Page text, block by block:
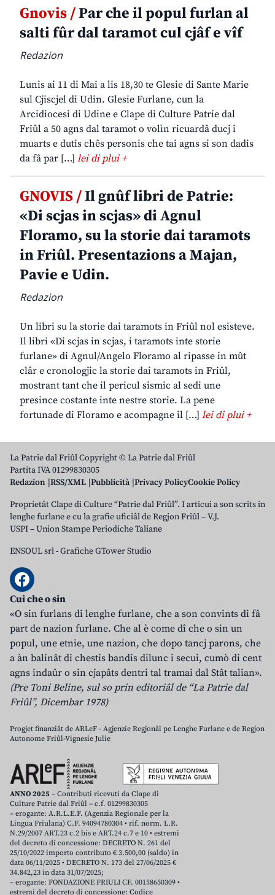
Gnovis /Par che il popul furlan al
salti fûr dal taramot cul cjâf e vîf
Redazion
Lunis ai 11 di Mai a lis 18,30 te Glesie di Sante Marie
sul Cjiscjel di Udin. Glesie Furlane, cun la
Arcidiocesi di Udine e Clape di Culture Patrie dal
Friûl a 50 agns dal taramot o volìn ricuardâ ducj i
muarts e dutis chês personis che tai agns si son dadis
da fâ par […] lei di plui +
GNOVIS /Il gnûf libri de Patrie:
«Di scjas in scjas» di Agnul
Floramo, su la storie dai taramots
in Friûl. Presentazions a Majan,
Pavie e Udin.
Redazion
Un libri su la storie dai taramots in Friûl nol esisteve.
Il libri «Di scjas in scjas, i taramots inte storie
furlane» di Agnul/Angelo Floramo al ripasse in mût
clâr e cronologjic la storie dai taramots in Friûl,
mostrant tant che il pericul sismic al sedi une
presince costante inte nestre storie. La pene
fortunade di Floramo e acompagne il […] lei di plui +
La Patrie dal Friûl Copyright © La Patrie dal Friûl
Partita IVA 01299830305
Redazion RSS/XML Pubblicità Privacy PolicyCookie Policy
Proprietât Clape di Culture “Patrie dal Friûl”. I articui a son scrits in
lenghe furlane e cu la grafie uficiâl de Regjon Friûl – V.J.
USPI – Union Stampe Periodiche Taliane
ENSOUL srl-Grafiche GTower Studio
Cui che o sin
«O sin furlans di lenghe furlane, che a son convints di fâ
part de nazion furlane. Che al è come dî che o sin un
popul, une etnie, une nazion, che dopo tancj parons, che
a àn balinât di chestis bandis dilunc i secui, cumò di cent
agns indaûr o sin cjapâts dentri tal tramai dal Stât talian».
(Pre Toni Beline, sul so prin editoriâl de “La Patrie dal
Friûl”, Dicembar 1978)
Progjet finanziât de ARLeF - Agjenzie Regjonâl pe Lenghe Furlane e de Regjon
Autonome Friûl-Vignesie Julie
ANNO 2025 – Contributi ricevuti da Clape di
Culture Patrie dal Friûl – c.f. 01299830305
– erogante: A.R.L.E.F. (Agenzia Regionale per la
Lingua Friulana) C.F. 94094780304 • rif. norm. L.R.
N.29/2007 ART.23 c.2 bis e ART.24 c.7 e 10 • estremi
del decreto di concessione: DECRETO N. 261 del
25/10/2022 importo contributo € 3.500,00 (saldo) in
data 06/11/2025 • DECRETO N. 173 del 27/06/2025 €
34.842,23 in data 31/07/2025;
– erogante: FONDAZIONE FRIULI CF. 00158650309 •
estremi del decreto di concessione: Codice